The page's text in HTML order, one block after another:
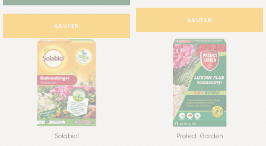
KAUFEN
KAUFEN
Solabiol Protect Garden